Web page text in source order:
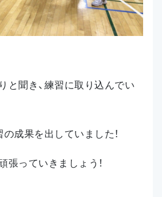
と聞き、練習に取り込んでい
成果を出していました！
張っていきましょう！